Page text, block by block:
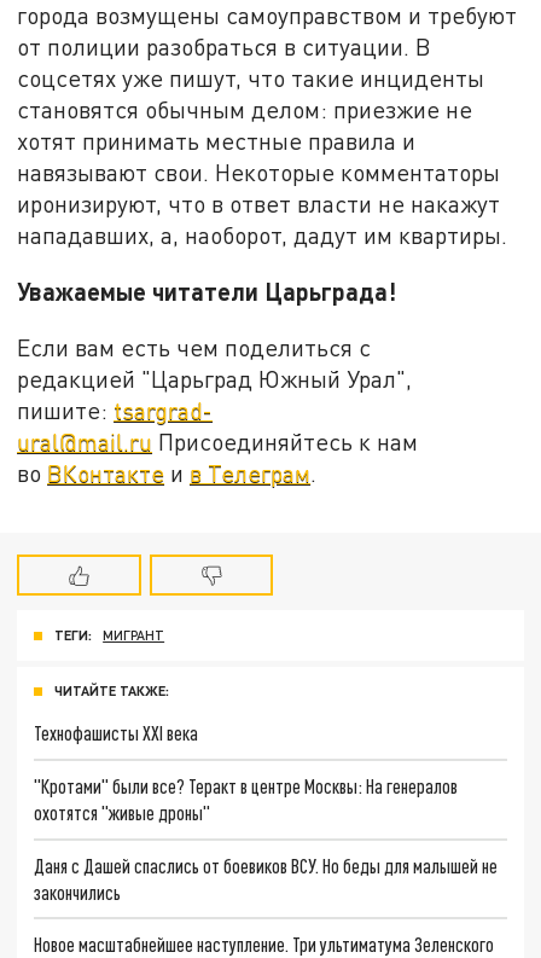
города возмущены самоуправством и требуют
от полиции разобраться в ситуации. В
соцсетях уже пишут, что такие инциденты
становятся обычным делом: приезжие не
хотят принимать местные правила и
навязывают свои. Некоторые комментаторы
иронизируют, что в ответ власти не накажут
нападавших, а, наоборот, дадут им квартиры.
Уважаемые читатели Царьграда!
Если вам есть чем поделиться с
редакцией "Царьград Южный Урал",
пишите: tsargrad-
ural@mail.ru Присоединяйтесь к нам
во ВКонтакте и в Телеграм.
ТЕГИ: МИГРАНТ
ЧИТАЙТЕ ТАКЖЕ:
Технофашисты XXI века
"Кротами" были все? Теракт в центре Москвы: На генералов
охотятся "живые дроны"
Даня с Дашей спаслись от боевиков ВСУ. Но беды для малышей не
закончились
Новое масштабнейшее наступление. Три ультиматума Зеленского